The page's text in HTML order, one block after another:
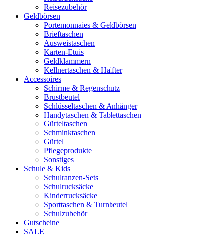
Reisezubehör
Geldbörsen
Portemonnaies & Geldbörsen
Brieftaschen
Ausweistaschen
Karten-Etuis
Geldklammern
Kellnertaschen & Halfter
Accessoires
Schirme & Regenschutz
Brustbeutel
Schlüsseltaschen & Anhänger
Handytaschen & Tablettaschen
Gürteltaschen
Schminktaschen
Gürtel
Pflegeprodukte
Sonstiges
Schule & Kids
Schulranzen-Sets
Schulrucksäcke
Kinderrucksäcke
Sporttaschen & Turnbeutel
Schulzubehör
Gutscheine
SALE